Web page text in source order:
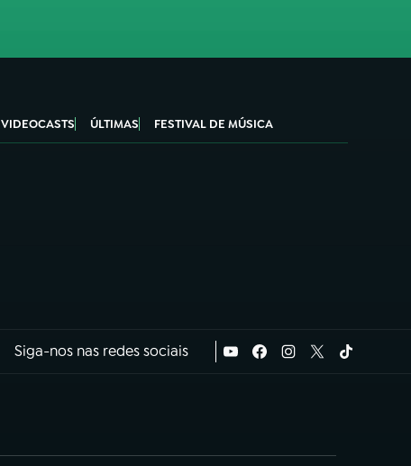
VIDEOCASTS ÚLTIMAS FESTIVAL DE MÚSICA
Siga-nos nas redes sociais